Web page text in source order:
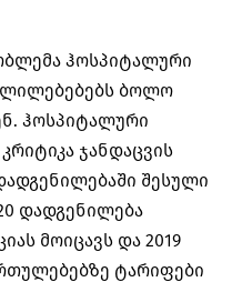
ჰოსპიტალური
ბოლო
ჰოსპიტალური
ჯანდაცვის
შესული
დადგენილება
მოიცავს და 2019
ტარიფები